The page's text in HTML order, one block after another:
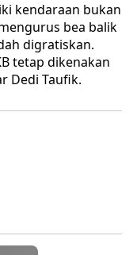
kendaraan bukan
bea balik
digratiskan.
tetap dikenakan
Dedi Taufik.